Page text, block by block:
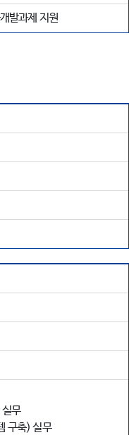
발과제 지원
무
구축) 실무